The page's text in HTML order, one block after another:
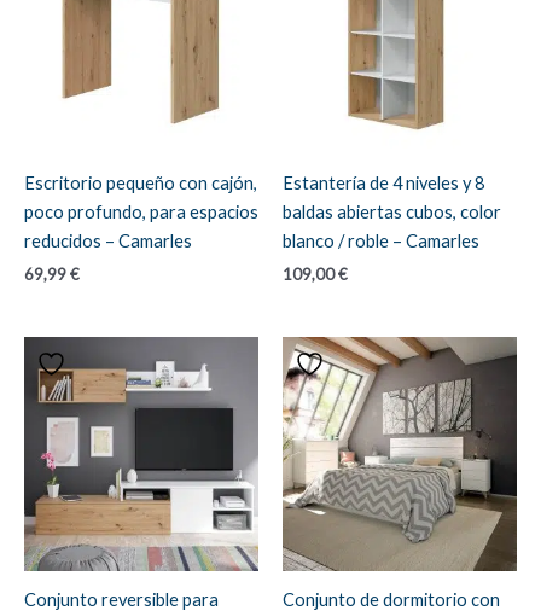
Escritorio pequeño con cajón,
poco profundo, para espacios
reducidos – Camarles
69,99€
Estantería de 4 niveles y 8
baldas abiertas cubos, color
blanco / roble – Camarles
109,00€
Conjunto reversible para
Conjunto de dormitorio con